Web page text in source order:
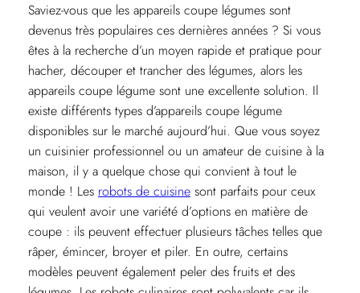
Saviez-vous que les appareils coupe légumes sont
devenus très populaires ces dernières années ? Si vous
êtes à la recherche d’un moyen rapide et pratique pour
hacher, découper et trancher des légumes, alors les
appareils coupe légume sont une excellente solution. Il
existe différents types d’appareils coupe légume
disponibles sur le marché aujourd’hui. Que vous soyez
un cuisinier professionnel ou un amateur de cuisine à la
maison, il y a quelque chose qui convient à tout le
monde ! Les robots de cuisinesont parfaits pour ceux
qui veulent avoir une variété d’options en matière de
coupe : ils peuvent effectuer plusieurs tâches telles que
râper, émincer, broyer et piler. En outre, certains
modèles peuvent également peler des fruits et des